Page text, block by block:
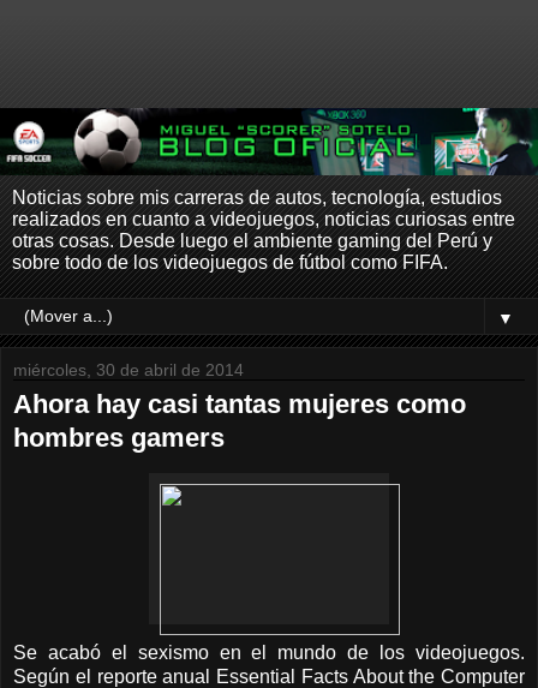
Noticias sobre mis carreras de autos, tecnología, estudios
realizados en cuanto a videojuegos, noticias curiosas entre
otras cosas. Desde luego el ambiente gaming del Perú y
sobre todo de los videojuegos de fútbol como FIFA.
▼
miércoles, 30 de abril de 2014
Ahora hay casi tantas mujeres como
hombres gamers
Se acabó el sexismo en el mundo de los videojuegos.
Según el reporte anual Essential Facts About the Computer